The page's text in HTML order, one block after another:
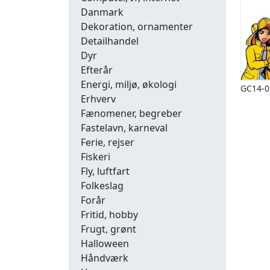
Danmark
Dekoration, ornamenter
Detailhandel
Dyr
Efterår
Energi, miljø, økologi
Erhverv
Fænomener, begreber
Fastelavn, karneval
Ferie, rejser
Fiskeri
Fly, luftfart
Folkeslag
Forår
Fritid, hobby
Frugt, grønt
Halloween
Håndværk
GC14-